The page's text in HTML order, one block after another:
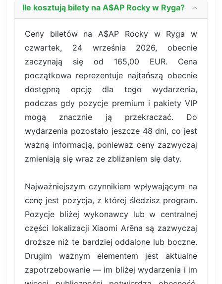
Ile kosztują bilety na A$AP Rocky w Ryga?
Ceny biletów na A$AP Rocky w Ryga w
czwartek, 24 września 2026, obecnie
zaczynają się od 165,00 EUR. Cena
początkowa reprezentuje najtańszą obecnie
dostępną opcję dla tego wydarzenia,
podczas gdy pozycje premium i pakiety VIP
mogą znacznie ją przekraczać. Do
wydarzenia pozostało jeszcze 48 dni, co jest
ważną informacją, ponieważ ceny zazwyczaj
zmieniają się wraz ze zbliżaniem się daty.
Najważniejszym czynnikiem wpływającym na
cenę jest pozycja, z której śledzisz program.
Pozycje bliżej wykonawcy lub w centralnej
części lokalizacji Xiaomi Arēna są zazwyczaj
droższe niż te bardziej oddalone lub boczne.
Drugim ważnym elementem jest aktualne
zapotrzebowanie — im bliżej wydarzenia i im